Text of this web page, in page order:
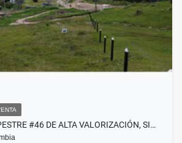
#46 DE ALTA VALORIZACIÓN, SI…